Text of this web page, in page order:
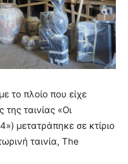
το πλοίο που είχε
της ταινίας «Οι
μετατράπηκε σε κτίριο
ταινία, The